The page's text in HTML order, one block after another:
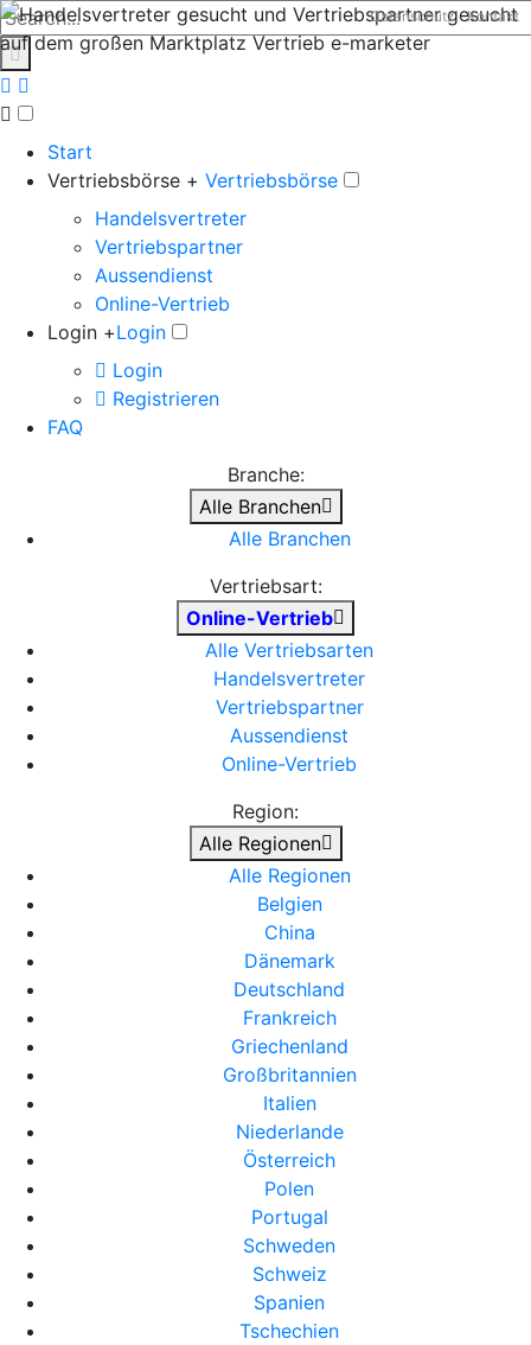
Datenschutz Kontakt
Start
Vertriebsbörse + Vertriebsbörse
Handelsvertreter
Vertriebspartner
Aussendienst
Online-Vertrieb
Login +Login
Login
Registrieren
FAQ
Branche:
Alle Branchen
Alle Branchen
Vertriebsart:
Online-Vertrieb
Alle Vertriebsarten
Handelsvertreter
Vertriebspartner
Aussendienst
Online-Vertrieb
Region:
Alle Regionen
Alle Regionen
Belgien
China
Dänemark
Deutschland
Frankreich
Griechenland
Großbritannien
Italien
Niederlande
Österreich
Polen
Portugal
Schweden
Schweiz
Spanien
Tschechien